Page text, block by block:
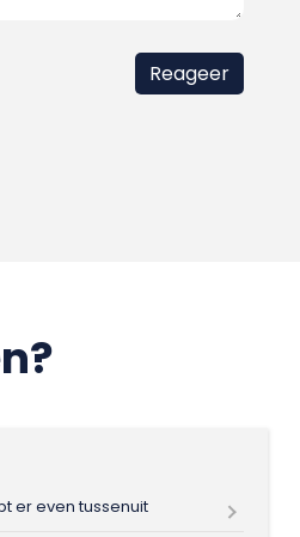
er even tussenuit